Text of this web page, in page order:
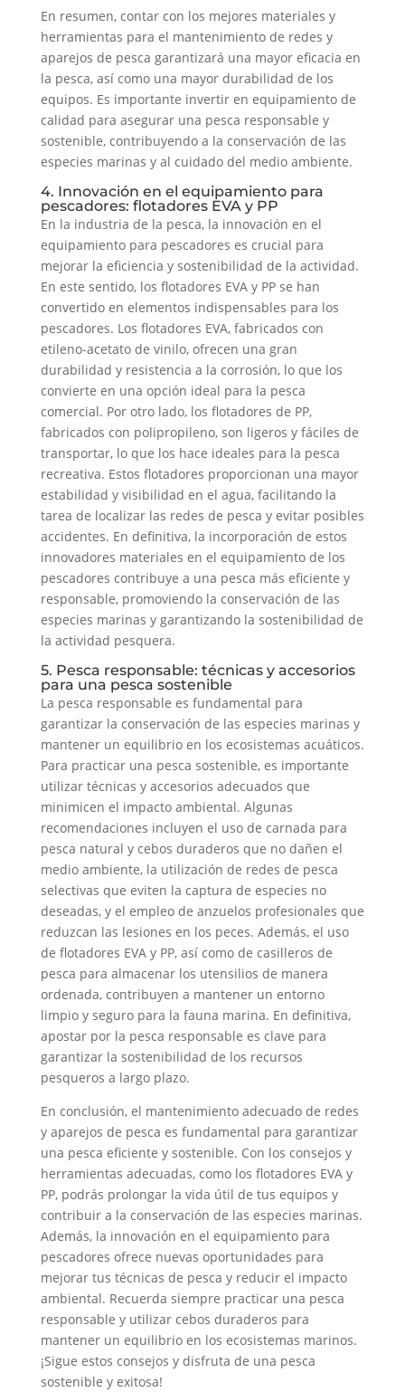
En resumen, contar con los mejores materiales y
herramientas para el mantenimiento de redes y
aparejos de pesca garantizará una mayor eficacia en
la pesca, así como una mayor durabilidad de los
equipos. Es importante invertir en equipamiento de
calidad para asegurar una pesca responsable y
sostenible, contribuyendo a la conservación de las
especies marinas y al cuidado del medio ambiente.
4. Innovación en el equipamiento para
pescadores: flotadores EVA y PP
En la industria de la pesca, la innovación en el
equipamiento para pescadores es crucial para
mejorar la eficiencia y sostenibilidad de la actividad.
En este sentido, los flotadores EVA y PP se han
convertido en elementos indispensables para los
pescadores. Los flotadores EVA, fabricados con
etileno-acetato de vinilo, ofrecen una gran
durabilidad y resistencia a la corrosión, lo que los
convierte en una opción ideal para la pesca
comercial. Por otro lado, los flotadores de PP,
fabricados con polipropileno, son ligeros y fáciles de
transportar, lo que los hace ideales para la pesca
recreativa. Estos flotadores proporcionan una mayor
estabilidad y visibilidad en el agua, facilitando la
tarea de localizar las redes de pesca y evitar posibles
accidentes. En definitiva, la incorporación de estos
innovadores materiales en el equipamiento de los
pescadores contribuye a una pesca más eficiente y
responsable, promoviendo la conservación de las
especies marinas y garantizando la sostenibilidad de
la actividad pesquera.
5. Pesca responsable: técnicas y accesorios
para una pesca sostenible
La pesca responsable es fundamental para
garantizar la conservación de las especies marinas y
mantener un equilibrio en los ecosistemas acuáticos.
Para practicar una pesca sostenible, es importante
utilizar técnicas y accesorios adecuados que
minimicen el impacto ambiental. Algunas
recomendaciones incluyen el uso de carnada para
pesca natural y cebos duraderos que no dañen el
medio ambiente, la utilización de redes de pesca
selectivas que eviten la captura de especies no
deseadas, y el empleo de anzuelos profesionales que
reduzcan las lesiones en los peces. Además, el uso
de flotadores EVA y PP, así como de casilleros de
pesca para almacenar los utensilios de manera
ordenada, contribuyen a mantener un entorno
limpio y seguro para la fauna marina. En definitiva,
apostar por la pesca responsable es clave para
garantizar la sostenibilidad de los recursos
pesqueros a largo plazo.
En conclusión, el mantenimiento adecuado de redes
y aparejos de pesca es fundamental para garantizar
una pesca eficiente y sostenible. Con los consejos y
herramientas adecuadas, como los flotadores EVA y
PP, podrás prolongar la vida útil de tus equipos y
contribuir a la conservación de las especies marinas.
Además, la innovación en el equipamiento para
pescadores ofrece nuevas oportunidades para
mejorar tus técnicas de pesca y reducir el impacto
ambiental. Recuerda siempre practicar una pesca
responsable y utilizar cebos duraderos para
mantener un equilibrio en los ecosistemas marinos.
¡Sigue estos consejos y disfruta de una pesca
sostenible y exitosa!